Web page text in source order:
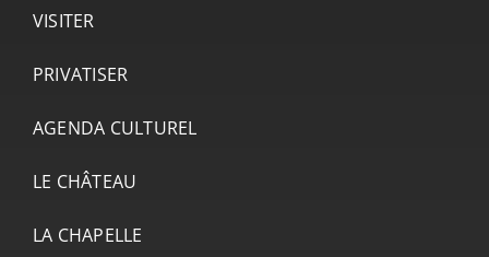
VISITER
PRIVATISER
AGENDA CULTUREL
LE CHÂTEAU
LA CHAPELLE